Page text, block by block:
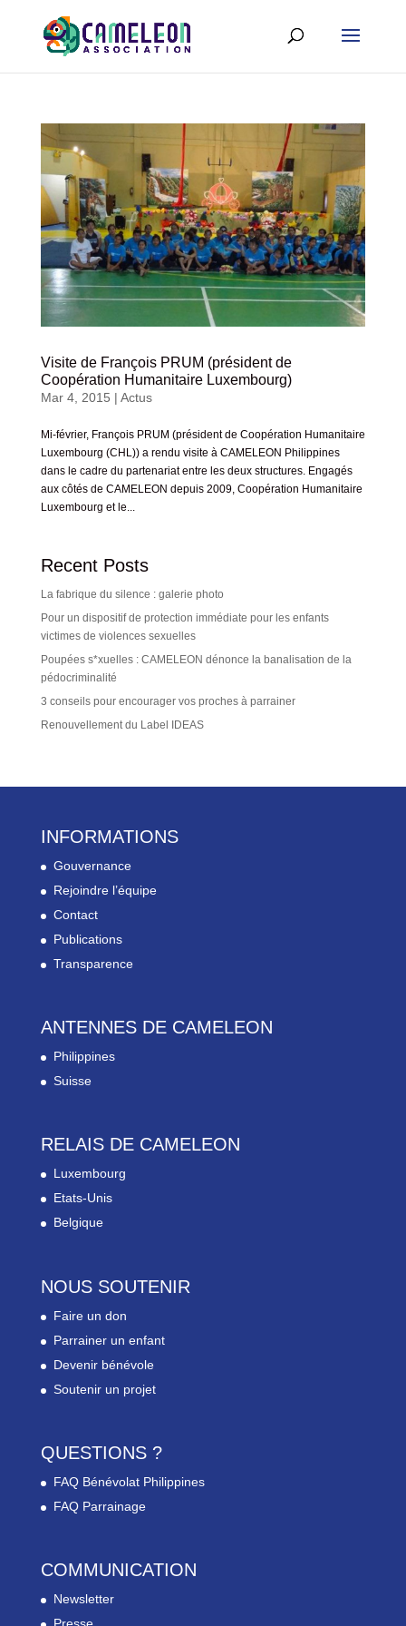
Visite de François PRUM (président de
Coopération Humanitaire Luxembourg)
Mar 4, 2015 | Actus
Mi-février, François PRUM (président de Coopération Humanitaire
Luxembourg (CHL)) a rendu visite à CAMELEON Philippines
dans le cadre du partenariat entre les deux structures. Engagés
aux côtés de CAMELEON depuis 2009, Coopération Humanitaire
Luxembourg et le...
Recent Posts
La fabrique du silence : galerie photo
Pour un dispositif de protection immédiate pour les enfants
victimes de violences sexuelles
Poupées s*xuelles : CAMELEON dénonce la banalisation de la
pédocriminalité
3 conseils pour encourager vos proches à parrainer
Renouvellement du Label IDEAS
INFORMATIONS
Gouvernance
Rejoindre l’équipe
Contact
Publications
Transparence
ANTENNES DE CAMELEON
Philippines
Suisse
RELAIS DE CAMELEON
Luxembourg
Etats-Unis
Belgique
NOUS SOUTENIR
Faire un don
Parrainer un enfant
Devenir bénévole
Soutenir un projet
QUESTIONS ?
FAQ Bénévolat Philippines
FAQ Parrainage
COMMUNICATION
Newsletter